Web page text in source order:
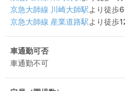
京急大師線 川崎大師駅より徒歩
京急大師線 産業道路駅より徒歩
車通勤可否
車通勤不可